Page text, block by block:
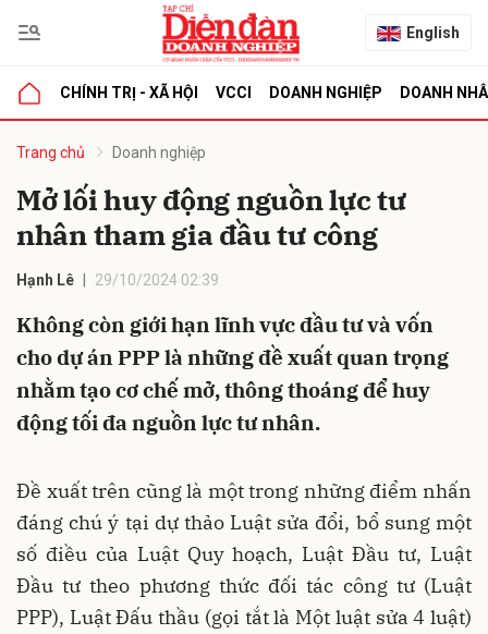
English
CHÍNH TRỊ - XÃ HỘI VCCI DOANH NGHIỆP DOANH
Trang chủ Doanh nghiệp
Mở lối huy động nguồn lực tư
nhân tham gia đầu tư công
Hạnh Lê 29/10/2024 02:39
Không còn giới hạn lĩnh vực đầu tư và vốn
cho dự án PPP là những đề xuất quan trọng
nhằm tạo cơ chế mở, thông thoáng để huy
động tối đa nguồn lực tư nhân.
Đề xuất trên cũng là một trong những điểm nhấn
đáng chú ý tại dự thảo Luật sửa đổi, bổ sung một
số điều của Luật Quy hoạch, Luật Đầu tư, Luật
Đầu tư theo phương thức đối tác công tư (Luật
PPP), Luật Đấu thầu (gọi tắt là Một luật sửa 4 luật)
luận
Hủy